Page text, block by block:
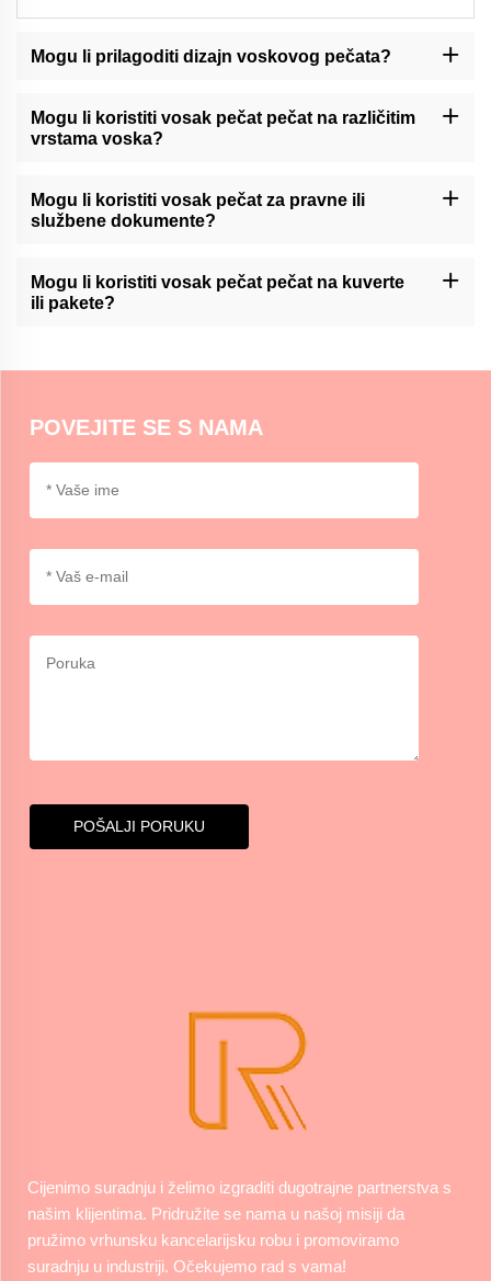
Mogu li prilagoditi dizajn voskovog pečata?
pečat pečat. Molimo vas da kontaktirate našu podršku ili provjerite
našu web stranicu za dostupne usluge prilagođavanja.
Mogu li koristiti vosak pečat pečat na različitim
vrstama voska?
vrstama pečatnog voska, uključujući tradicionalne vosne štapove
ili moderni ljepljivi vosak.
Mogu li koristiti vosak pečat za pravne ili
službene dokumente?
ili službenim dokumentima. Međutim, preporučuje se poštovanje
posebnih propisa ili smjernica u vezi s pečatima za takve
dokumente.
Mogu li koristiti vosak pečat pečat na kuverte
ili pakete?
potrebno dodatno ljepilno ili trake.
POVEJITE SE S NAMA
POŠALJI PORUKU
Cijenimo suradnju i želimo izgraditi dugotrajne partnerstva s
našim klijentima. Pridružite se nama u našoj misiji da
pružimo vrhunsku kancelarijsku robu i promoviramo
suradnju u industriji. Očekujemo rad s vama!